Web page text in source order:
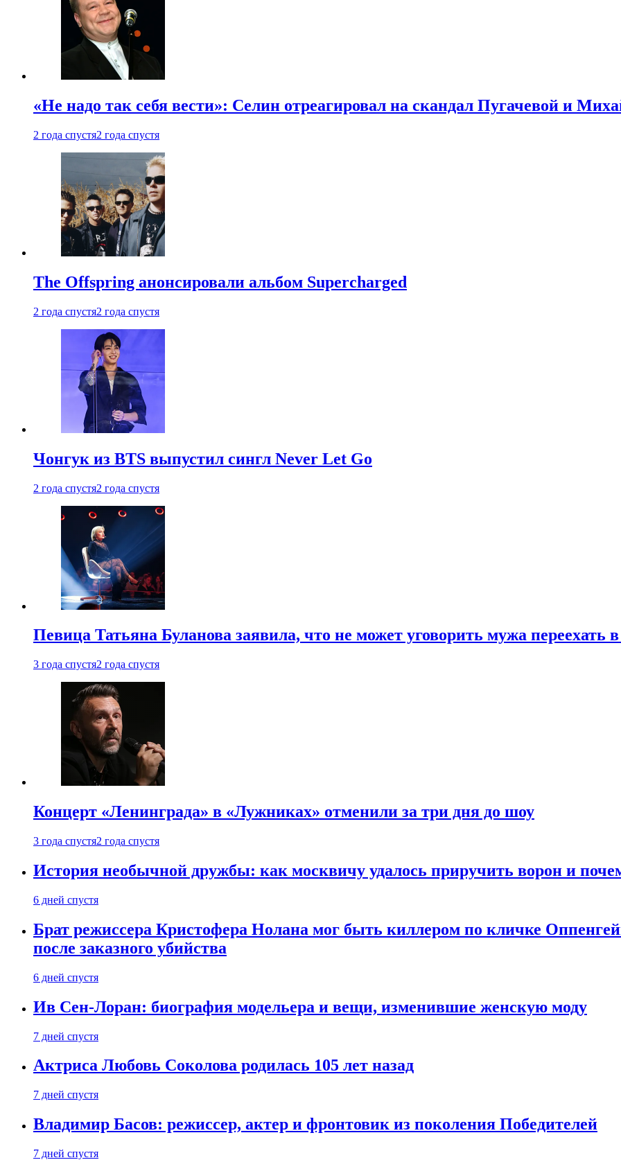
«Не надо так себя вести»: Селин отреагировал на скандал Пугачевой и
2 года спустя2 года спустя
The Offspring анонсировали альбом Supercharged
2 года спустя2 года спустя
Чонгук из BTS выпустил сингл Never Let Go
2 года спустя2 года спустя
Певица Татьяна Буланова заявила, что не может уговорить мужа переехать
3 года спустя2 года спустя
Концерт «Ленинграда» в «Лужниках» отменили за три дня до шоу
3 года спустя2 года спустя
История необычной дружбы: как москвичу удалось приручить ворон и
6 дней спустя
Брат режиссера Кристофера Нолана мог быть киллером по кличке
после заказного убийства
6 дней спустя
Ив Сен-Лоран: биография модельера и вещи, изменившие женскую моду
7 дней спустя
Актриса Любовь Соколова родилась 105 лет назад
7 дней спустя
Владимир Басов: режиссер, актер и фронтовик из поколения Победителей
7 дней спустя